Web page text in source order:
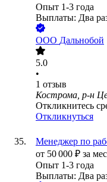
Опыт 1-3 года
Выплаты: Два
ООО Дальнобой
5.0
•
1 отзыв
Кострома, р-н
Откликнитесь
Откликнуться
Менеджер по
от 50 000 ₽ за
Опыт 1-3 года
Выплаты: Два